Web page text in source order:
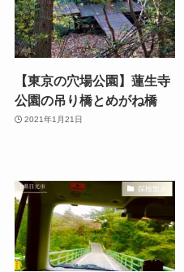
【東京の穴場公園】蓮生寺
公園の吊り橋とめがね橋
2021年1月21日
探検散歩